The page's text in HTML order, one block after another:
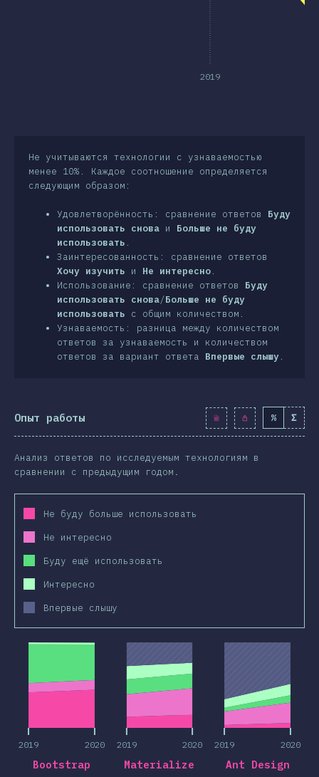
2019
Не учитываются технологии с узнаваемостью
менее 10%. Каждое соотношение определяется
следующим образом:
Удовлетворённость: сравнение ответов Буду
использовать снова и Больше не буду
использовать .
Заинтересованность: сравнение ответов
Хочу изучить и Не интересно.
Использование: сравнение ответов Буду
использовать снова/Больше не буду
использовать с общим количеством.
Узнаваемость: разница между количеством
ответов за узнаваемость и количеством
ответов за вариант ответа Впервые слышу.
Опыт работы % Σ
Анализ ответов по исследуемым технологиям в
сравнении с предыдущим годом.
Не буду больше использовать
Не интересно
Буду ещё использовать
Интересно
Впервые слышу
2019 2020
2019 2020
Bootstrap
2019 2020
2019 2020
Materialize
2019 2020
2019 2020
Ant Design